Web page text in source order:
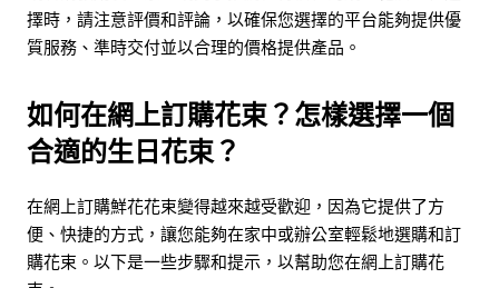
擇時，請注意評價和評論，以確保您選擇的平台能夠提供優
質服務、準時交付並以合理的價格提供產品。
如何在網上訂購花束？怎樣選擇一個
合適的生日花束？
在網上訂購鮮花花束變得越來越受歡迎，因為它提供了方
便、快捷的方式，讓您能夠在家中或辦公室輕鬆地選購和訂
購花束。以下是一些步驟和提示，以幫助您在網上訂購花